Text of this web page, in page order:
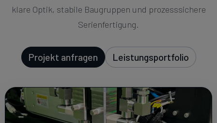
klare Optik, stabile Baugruppen und prozesssichere
Serienfertigung.
Projekt anfragen Leistungsportfolio